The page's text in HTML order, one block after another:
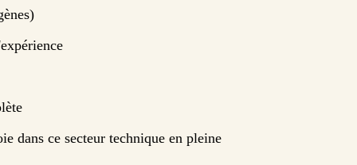
dans ce secteur technique en pleine